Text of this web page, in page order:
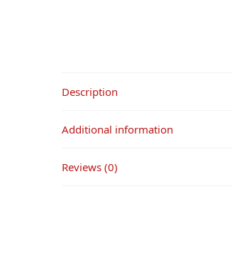
Description
Additional information
Reviews (0)